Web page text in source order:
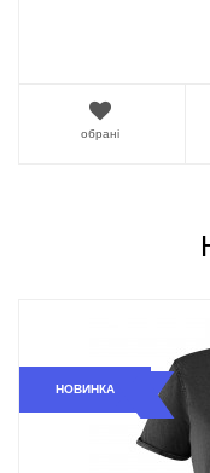
обрані
НОВИНКА